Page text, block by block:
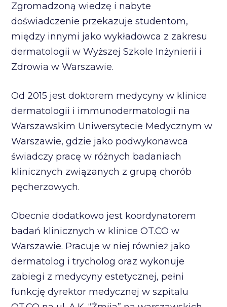
Zgromadzoną wiedzę i nabyte
doświadczenie przekazuje studentom,
między innymi jako wykładowca z zakresu
dermatologii w Wyższej Szkole Inżynierii i
Zdrowia w Warszawie.
Od 2015 jest doktorem medycyny w klinice
dermatologii i immunodermatologii na
Warszawskim Uniwersytecie Medycznym w
Warszawie, gdzie jako podwykonawca
świadczy pracę w różnych badaniach
klinicznych związanych z grupą chorób
pęcherzowych.
Obecnie dodatkowo jest koordynatorem
badań klinicznych w klinice OT.CO w
Warszawie. Pracuje w niej również jako
dermatolog i trycholog oraz wykonuje
zabiegi z medycyny estetycznej, pełni
funkcję dyrektor medycznej w szpitalu